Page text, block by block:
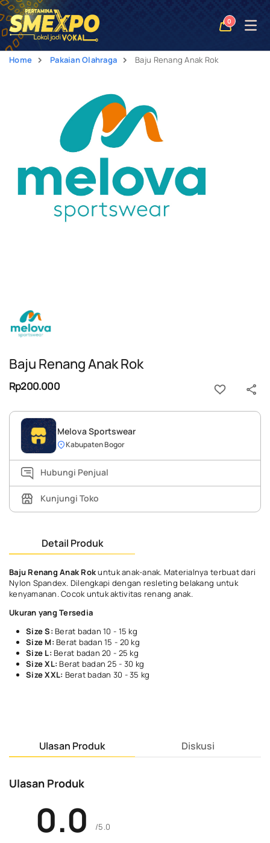
0
Open
Home Pakaian Olahraga Baju Renang Anak Rok
Baju Renang Anak Rok
Rp200.000
Melova Sportswear
Kabupaten Bogor
Hubungi Penjual
Kunjungi Toko
Detail Produk
Baju Renang Anak Rokuntuk anak-anak. Materialnya terbuat dari
Nylon Spandex. Dilengkapi dengan resleting belakang untuk
kenyamanan. Cocok untuk aktivitas renang anak.
Ukuran yang Tersedia
Size S: Berat badan 10 - 15 kg
Size M: Berat badan 15 - 20 kg
Size L: Berat badan 20 - 25 kg
Size XL: Berat badan 25 - 30 kg
Size XXL: Berat badan 30 - 35 kg
Ulasan Produk Diskusi
Ulasan Produk
0.0 /5.0